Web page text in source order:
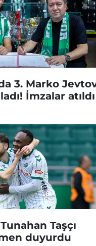
3. Marko
İmzalar atıldı
Taşçı
duyurdu